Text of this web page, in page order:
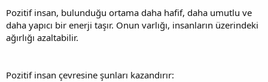
Pozitif insan, bulunduğu ortama daha hafif, daha umutlu ve
daha yapıcı bir enerji taşır. Onun varlığı, insanların üzerindeki
ağırlığı azaltabilir.
Pozitif insan çevresine şunları kazandırır: